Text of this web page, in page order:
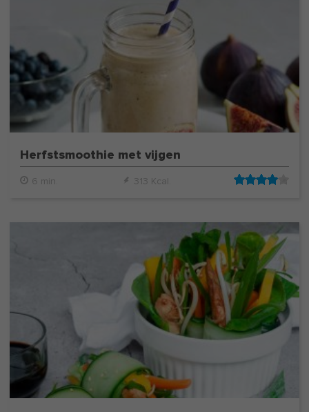
Herfstsmoothie met vijgen
6 min. 313 Kcal.